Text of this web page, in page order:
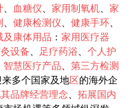
血糖仪 家用制氧机
家
健康检测仪 健康手环
及康体用品 ： 家用医疗器
设备 足疗药浴
个人护
智慧医疗产品
第三方检测
来多个国家及地区的海外企
品牌经营理念
拓展国内